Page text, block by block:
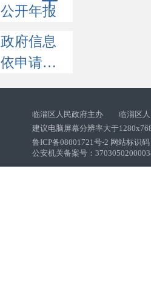
公开年报
政府信息
依申请公开
临淄区人民政府主办 临淄区人
建议电脑屏幕分辨率大于
鲁ICP备08001721号-2 网站标识
公安机关备案号：